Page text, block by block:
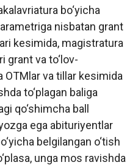
bo‘yicha
nisbatan grant
kesimida, magistratura
grant va to‘lov-
OTMlar va tillar kesimida
to‘plagan baliga
qo‘shimcha ball
ega abituriyentlar
belgilangan o‘tish
unga mos ravishda